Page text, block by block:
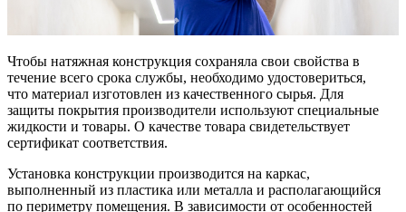
Чтобы натяжная конструкция сохраняла свои свойства в
течение всего срока службы, необходимо удостовериться,
что материал изготовлен из качественного сырья. Для
защиты покрытия производители используют специальные
жидкости и товары. О качестве товара свидетельствует
сертификат соответствия.
Установка конструкции производится на каркас,
выполненный из пластика или металла и располагающийся
по периметру помещения. В зависимости от особенностей